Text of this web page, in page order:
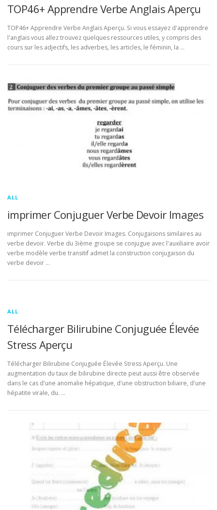
TOP46+ Apprendre Verbe Anglais Aperçu
TOP46+ Apprendre Verbe Anglais Aperçu. Si vous essayez d'apprendre
l'anglais vous allez trouvez quelques ressources utiles, y compris des
cours sur les adjectifs, les adverbes, les articles, le féminin, la …
ALL
imprimer Conjuguer Verbe Devoir Images
imprimer Conjuguer Verbe Devoir Images. Conjugaisons similaires au
verbe devoir. Verbe du 3ième groupe se conjugue avec l'auxiliaire avoir
verbe modèle verbe transitif admet la construction conjugaison du
verbe devoir …
ALL
Télécharger Bilirubine Conjuguée Élevée
Stress Aperçu
Télécharger Bilirubine Conjuguée Élevée Stress Aperçu. Une
augmentation du taux de bilirubine directe peut aussi être observée
dans le cas d'une anomalie hépatique, d'une obstruction biliaire, d'une
hépatite virale, du. …